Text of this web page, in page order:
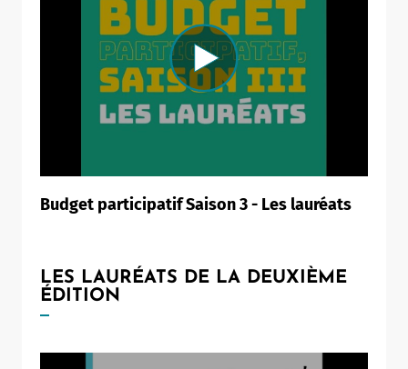
Budget participatif Saison 3 - Les lauréats
LES LAURÉATS DE LA DEUXIÈME
ÉDITION